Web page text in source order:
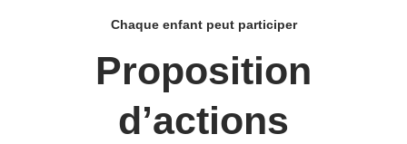
Chaque enfant peut participer
Proposition
d’actions